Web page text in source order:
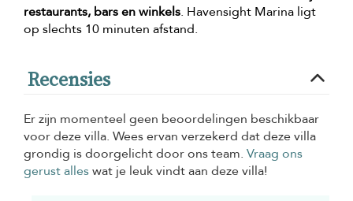
restaurants, bars en winkels. Havensight Marina ligt
op slechts 10 minuten afstand.
Recensies
Er zijn momenteel geen beoordelingen beschikbaar
voor deze villa. Wees ervan verzekerd dat deze villa
grondig is doorgelicht door ons team. Vraag ons
gerust alleswat je leuk vindt aan deze villa!